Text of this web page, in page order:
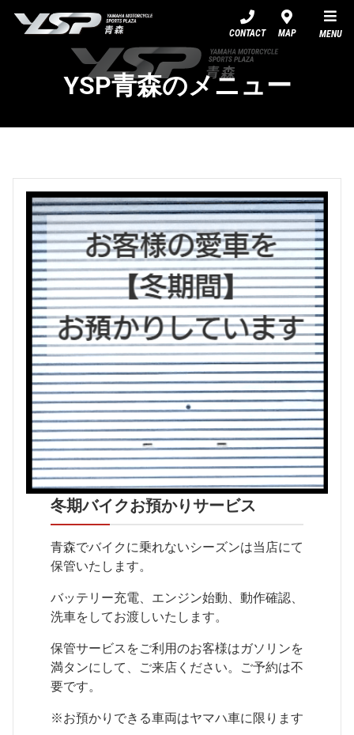
CONTACT MAP MENU
YSP青森のメニュー
冬期バイクお預かりサービス
青森でバイクに乗れないシーズンは当店にて
保管いたします。
バッテリー充電、エンジン始動、動作確認、
洗車をしてお渡しいたします。
保管サービスをご利用のお客様はガソリンを
満タンにして、ご来店ください。ご予約は不
要です。
※お預かりできる車両はヤマハ車に限ります